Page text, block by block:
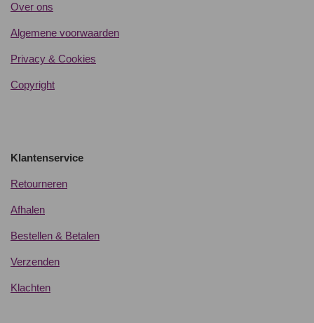
Over ons
Algemene voorwaarden
Privacy & Cookies
Copyright
Klantenservice
Retourneren
Afhalen
Bestellen & Betalen
Verzenden
Klachten